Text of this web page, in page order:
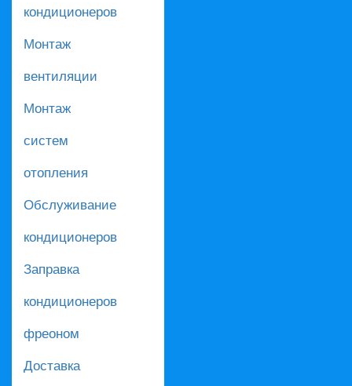
кондиционеров
Монтаж
вентиляции
Монтаж
систем
отопления
Обслуживание
кондиционеров
Заправка
кондиционеров
фреоном
Доставка